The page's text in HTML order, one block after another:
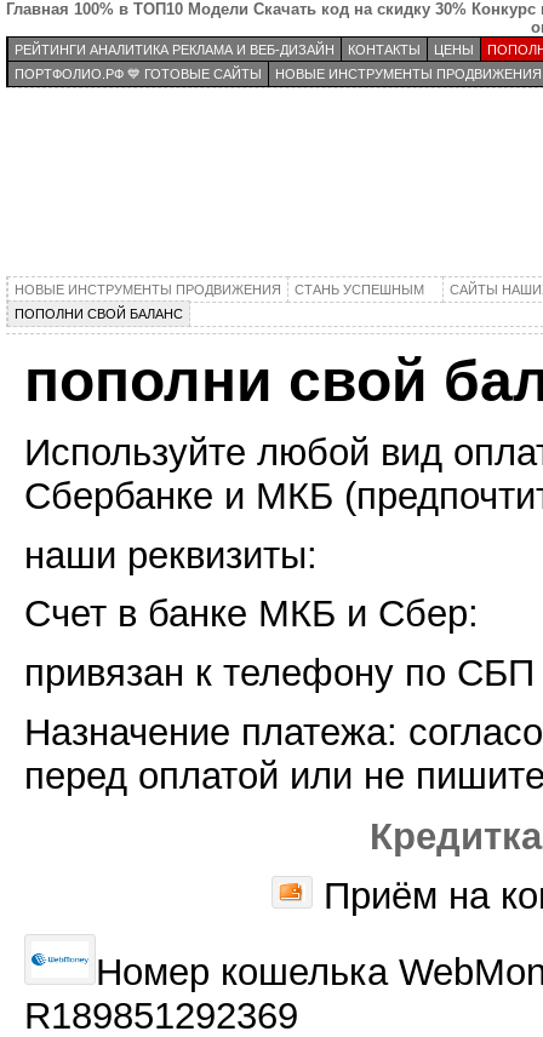
Главная 100% в ТОП10 Модели Скачать код на скидку 30% Конкурс
РЕЙТИНГИ АНАЛИТИКА РЕКЛАМА И ВЕБ-ДИЗАЙН КОНТАКТЫ ЦЕНЫ
ПОРТФОЛИО.РФ 💙 ГОТОВЫЕ САЙТЫ
НОВЫЕ ИНСТРУМЕНТЫ ПРОДВИЖЕНИЯ
НОВЫЕ ИНСТРУМЕНТЫ ПРОДВИЖЕНИЯ СТАНЬ УСПЕШНЫМ
САЙТЫ
ПОПОЛНИ СВОЙ БАЛАНС
пополни свой
Используйте любой вид
Сбербанке и МКБ
наши реквизиты:
Счет в банке МКБ и Сбер:
привязан к телефону по
Назначение платежа:
перед оплатой или не
Приём на
Номер кошелька
R189851292369